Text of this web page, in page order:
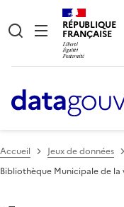
RÉPUBLIQUE
FRANÇAISE
Accueil Jeux de données
Bibliothèque Municipale de la